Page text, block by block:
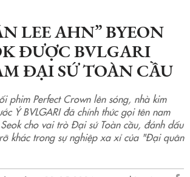
LEE AHN” BYEON
ĐƯỢC BVLGARI
ĐẠI SỨ TOÀN CẦU
phim Perfect Crown lên sóng, nhà kim
Ý BVLGARI đã chính thức gọi tên nam
cho vai trò Đại sứ Toàn cầu, đánh dấu
khác trong sự nghiệp xa xỉ của "Đại quân